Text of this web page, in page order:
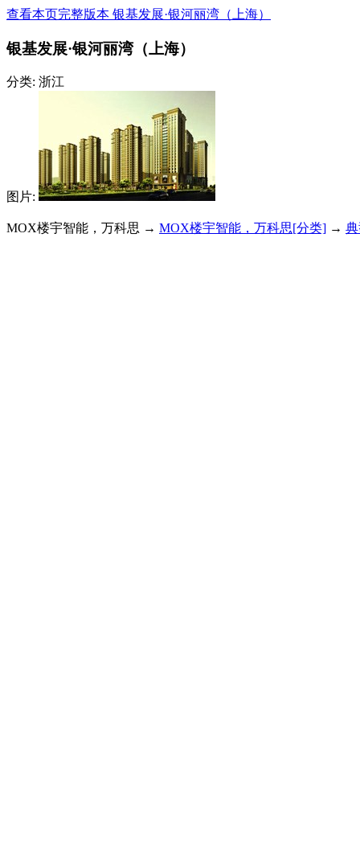
查看本页完整版本 银基发展·银河丽湾（上海）
银基发展·银河丽湾（上海）
分类: 浙江
图片:
MOX楼宇智能，万科思 → MOX楼宇智能，万科思[分类] →